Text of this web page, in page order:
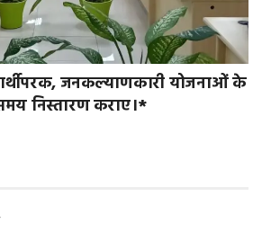
जनकल्याणकारी योजनाओं के
निस्तारण कराए।*